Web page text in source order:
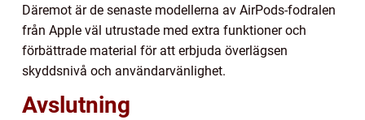
Däremot är de senaste modellerna av AirPods-fodralen
från Apple väl utrustade med extra funktioner och
förbättrade material för att erbjuda överlägsen
skyddsnivå och användarvänlighet.
Avslutning